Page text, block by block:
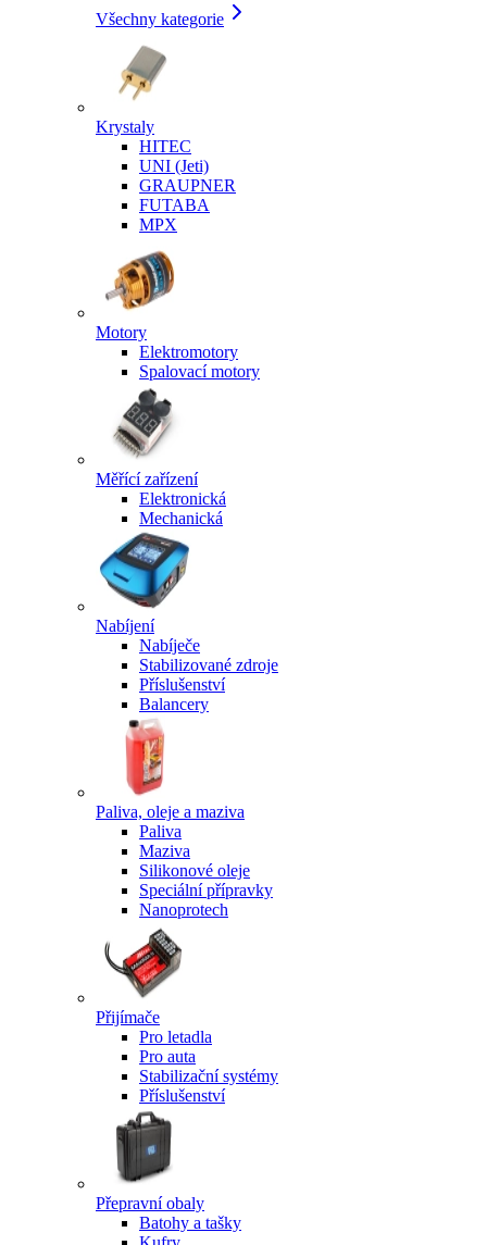
Všechny kategorie
Krystaly
HITEC
UNI (Jeti)
GRAUPNER
FUTABA
MPX
Motory
Elektromotory
Spalovací motory
Měřící zařízení
Elektronická
Mechanická
Nabíjení
Nabíječe
Stabilizované zdroje
Příslušenství
Balancery
Paliva, oleje a maziva
Paliva
Maziva
Silikonové oleje
Speciální přípravky
Nanoprotech
Přijímače
Pro letadla
Pro auta
Stabilizační systémy
Příslušenství
Přepravní obaly
Batohy a tašky